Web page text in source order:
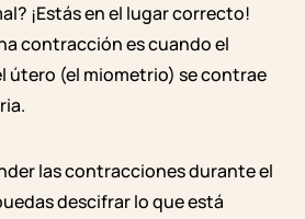
¡Estás en el lugar correcto!
contracción es cuando el
útero (el miometrio) se contrae
las contracciones durante el
descifrar lo que está